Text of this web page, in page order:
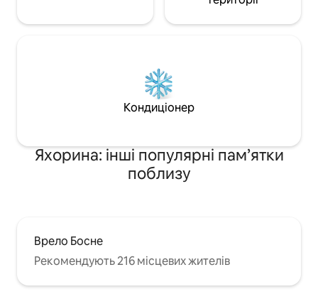
Кондиціонер
Яхорина: інші популярні пам’ятки
поблизу
Врело Босне
Рекомендують 216 місцевих жителів